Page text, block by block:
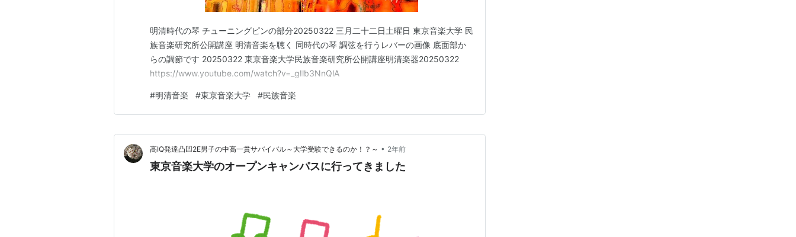
明清時代の琴 チューニングピンの部分20250322 三月二十二日土曜日 東京音楽大学 民
族音楽研究所公開講座 明清音楽を聴く 同時代の琴 調弦を行うレバーの画像 底面部か
らの調節です 20250322 東京音楽大学民族音楽研究所公開講座明清楽器20250322
https://www.youtube.com/watch?v=_gIlb3NnQlA
#明清音楽 #東京音楽大学 #民族音楽
高IQ発達凸凹2E男子の中高一貫サバイバル～大学受験できるのか！？～ • 2年前
東京音楽大学のオープンキャンパスに行ってきました